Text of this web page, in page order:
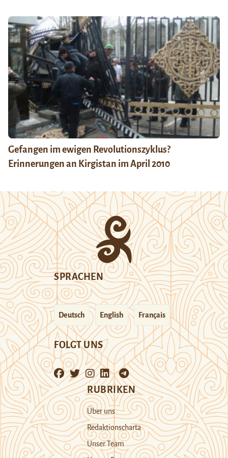
Gefangen im ewigen Revolutionszyklus?
Erinnerungen an Kirgistan im April 2010
SPRACHEN
Deutsch English Français
FOLGT UNS
RUBRIKEN
Über uns
Redaktionscharta
Unser Team